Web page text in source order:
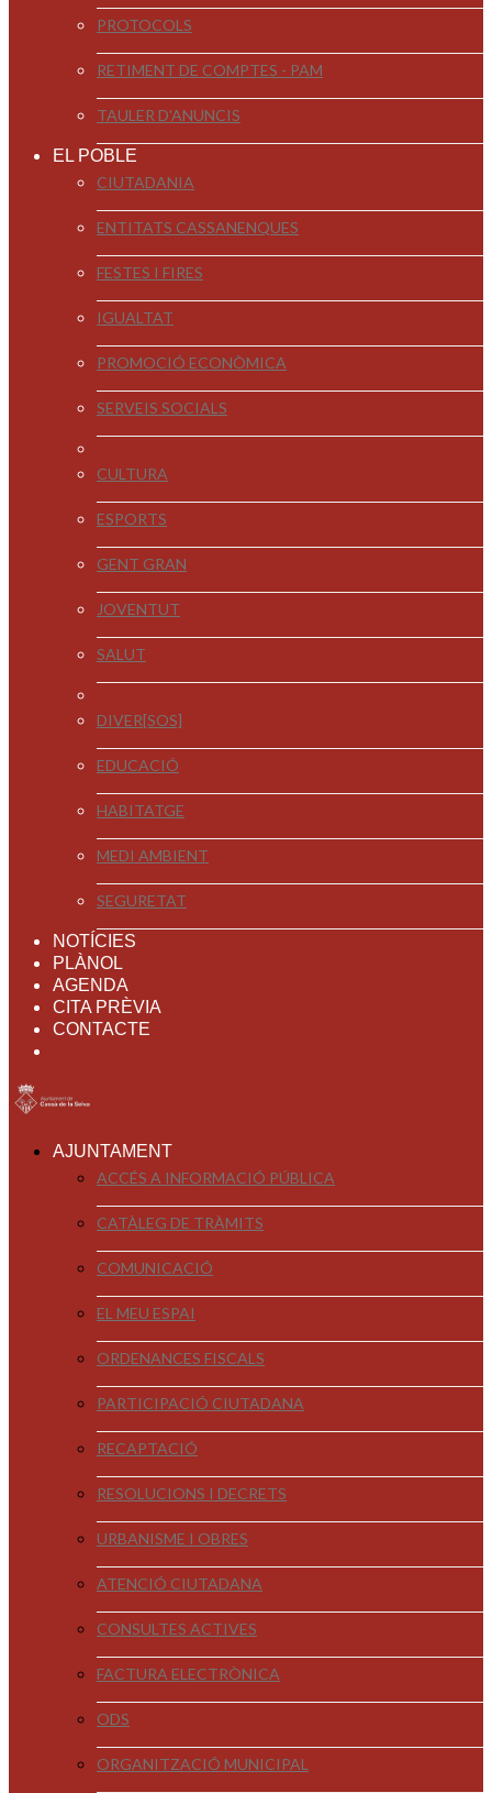
PROTOCOLS
RETIMENT DE COMPTES - PAM
TAULER D'ANUNCIS
EL POBLE
CIUTADANIA
ENTITATS CASSANENQUES
FESTES I FIRES
IGUALTAT
PROMOCIÓ ECONÒMICA
SERVEIS SOCIALS
CULTURA
ESPORTS
GENT GRAN
JOVENTUT
SALUT
DIVER[SOS]
EDUCACIÓ
HABITATGE
MEDI AMBIENT
SEGURETAT
NOTÍCIES
PLÀNOL
AGENDA
CITA PRÈVIA
CONTACTE
AJUNTAMENT
ACCÉS A INFORMACIÓ PÚBLICA
CATÀLEG DE TRÀMITS
COMUNICACIÓ
EL MEU ESPAI
ORDENANCES FISCALS
PARTICIPACIÓ CIUTADANA
RECAPTACIÓ
RESOLUCIONS I DECRETS
URBANISME I OBRES
ATENCIÓ CIUTADANA
CONSULTES ACTIVES
FACTURA ELECTRÒNICA
ODS
ORGANITZACIÓ MUNICIPAL